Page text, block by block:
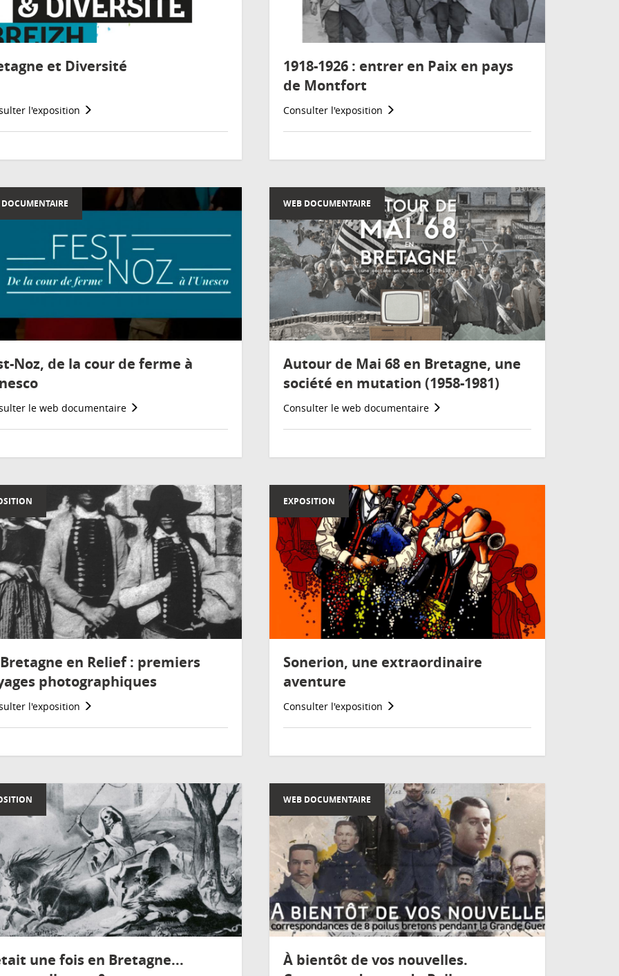
et Diversité
l'exposition
1918-1926 : entrer en Paix en pays
de Montfort
Consulter l'exposition
Noz, de la cour de ferme à
le web documentaire
WEB DOCUMENTAIRE
Autour de Mai 68 en Bretagne, une
société en mutation (1958-1981)
Consulter le web documentaire
en Relief : premiers
photographiques
l'exposition
EXPOSITION
Sonerion, une extraordinaire
aventure
Consulter l'exposition
une fois en Bretagne...
WEB DOCUMENTAIRE
À bientôt de vos nouvelles.